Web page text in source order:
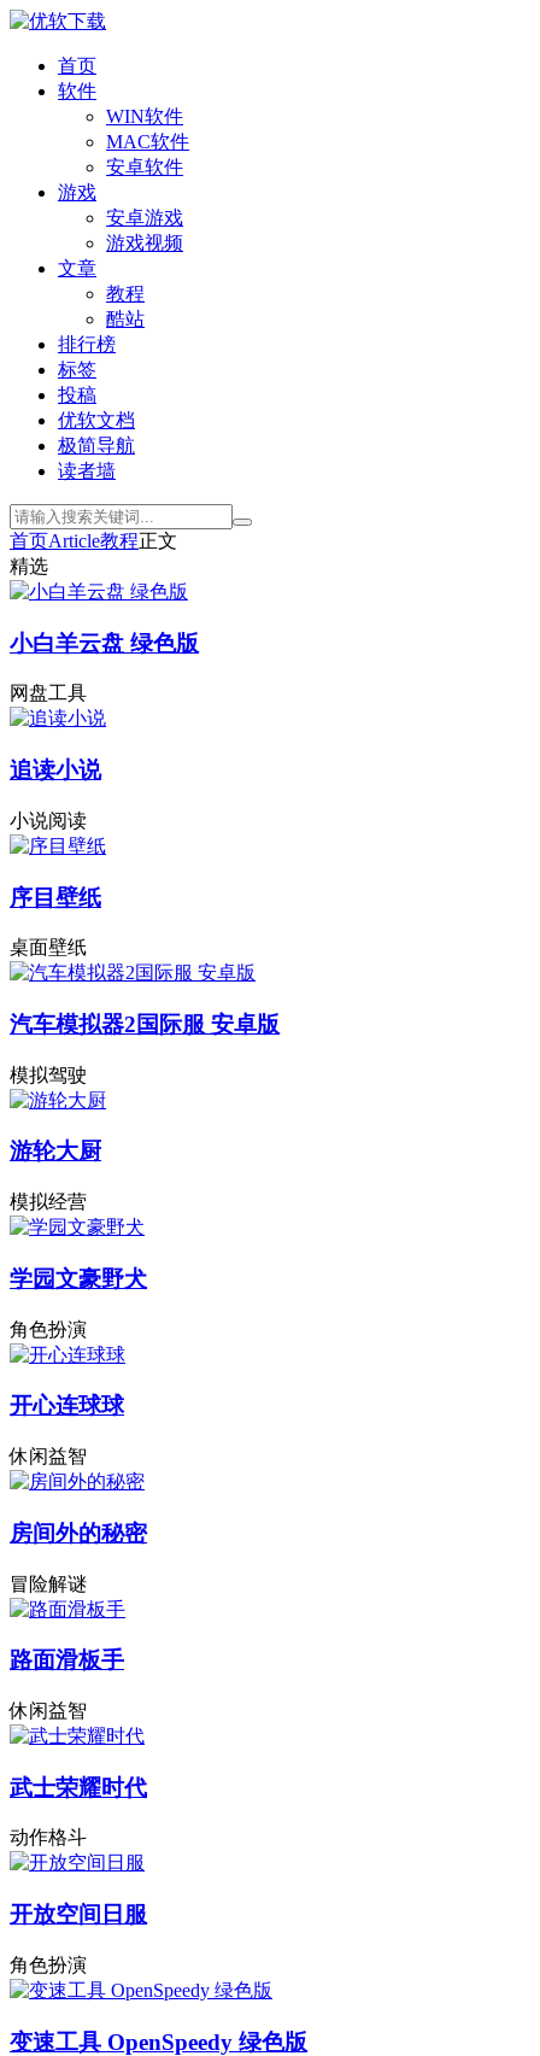
首页
软件
WIN软件
MAC软件
安卓软件
游戏
安卓游戏
游戏视频
文章
教程
酷站
排行榜
标签
投稿
优软文档
极简导航
读者墙
首页Article教程正文
精选
小白羊云盘 绿色版
网盘工具
追读小说
小说阅读
序目壁纸
桌面壁纸
汽车模拟器2国际服 安卓版
模拟驾驶
游轮大厨
模拟经营
学园文豪野犬
角色扮演
开心连球球
休闲益智
房间外的秘密
冒险解谜
路面滑板手
休闲益智
武士荣耀时代
动作格斗
开放空间日服
角色扮演
变速工具 OpenSpeedy 绿色版